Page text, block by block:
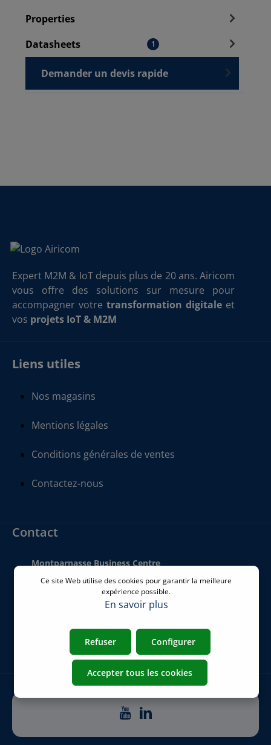
Properties
Datasheets
1
Demander un devis rapide
Expert M2M & IoT depuis plus de 20 ans. Airicom
vous offre des solutions sur mesure pour
accompagner votre transformation digitale et
vos projets IoT & M2M
Liens utiles
Nos magasins
Mentions légales
Conditions générales de ventes
Contactez-nous
Contact
Montparnasse Business Centre
140 bis Rue de Rennes
Téléphone:+33 01 77 62 46 24
commercial@airicom.fr
Ce site Web utilise des cookies pour garantir la meilleure
expérience possible.
En savoir plus
Refuser Configurer
Accepter tous les cookies